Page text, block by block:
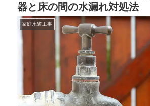
器と床の間の水漏れ対処法
家庭水道工事